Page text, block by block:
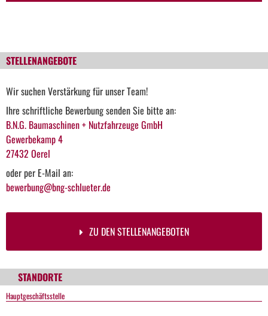
STELLENANGEBOTE
Wir suchen Verstärkung für unser Team!
Ihre schriftliche Bewerbung senden Sie bitte an:
B.N.G. Baumaschinen + Nutzfahrzeuge GmbH
Gewerbekamp 4
27432 Oerel
oder per E-Mail an:
bewerbung@bng-schlueter.de
ZU DEN STELLENANGEBOTEN
STANDORTE
Hauptgeschäftsstelle